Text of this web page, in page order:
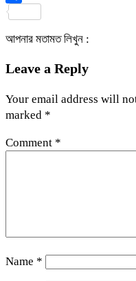
আপনার মতামত লিখুন :
Leave a Reply
Your email address will
marked *
Comment *
Name *